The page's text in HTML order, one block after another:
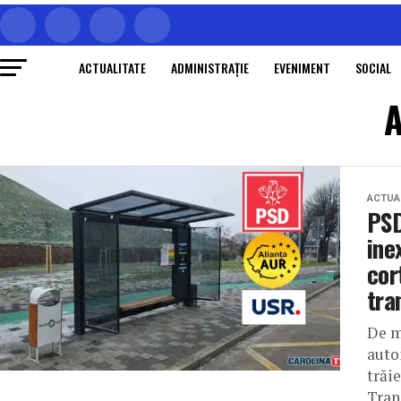
ACTUALITATE ADMINISTRAŢIE EVENIMENT SOCIAL
De